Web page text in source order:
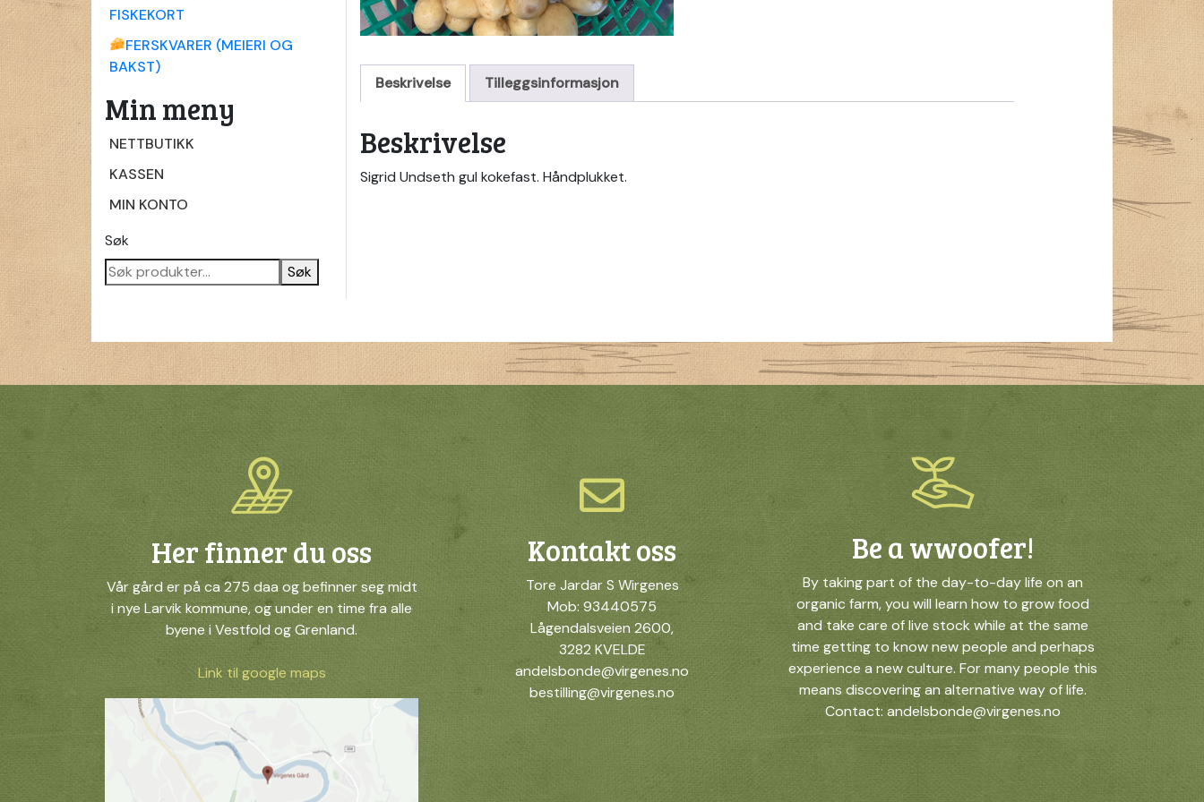
FISKEKORT
FERSKVARER (MEIERI OG
BAKST)
Min meny
NETTBUTIKK
KASSEN
MIN KONTO
Søk
Søk
Beskrivelse Tilleggsinformasjon
Beskrivelse
Sigrid Undseth gul kokefast. Håndplukket.
Her finner du oss
Vår gård er på ca 275 daa og befinner seg midt
i nye Larvik kommune, og under en time fra alle
byene i Vestfold og Grenland.
Link til google maps
Kontakt oss
Tore Jardar S Wirgenes
Mob: 93440575
Lågendalsveien 2600,
3282 KVELDE
andelsbonde@virgenes.no
bestilling@virgenes.no
Be a wwoofer!
By taking part of the day-to-day life on an
organic farm, you will learn how to grow food
and take care of live stock while at the same
time getting to know new people and perhaps
experience a new culture. For many people this
means discovering an alternative way of life.
Contact: andelsbonde@virgenes.no